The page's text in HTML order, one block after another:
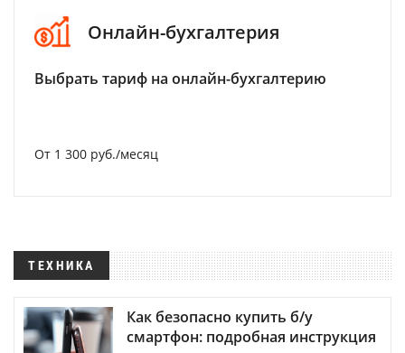
Онлайн-бухгалтерия
Выбрать тариф на онлайн-бухгалтерию
От 1 300 руб./месяц
ТЕХНИКА
Как безопасно купить б/у
смартфон: подробная инструкция